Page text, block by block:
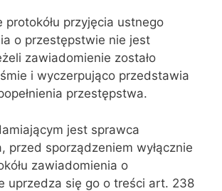
protokółu przyjęcia ustnego
o przestępstwie nie jest
zawiadomienie zostało
i wyczerpująco przedstawia
przestępstwa.
jest sprawca
przed sporządzeniem wyłącznie
zawiadomienia o
uprzedza się go o treści art. 238